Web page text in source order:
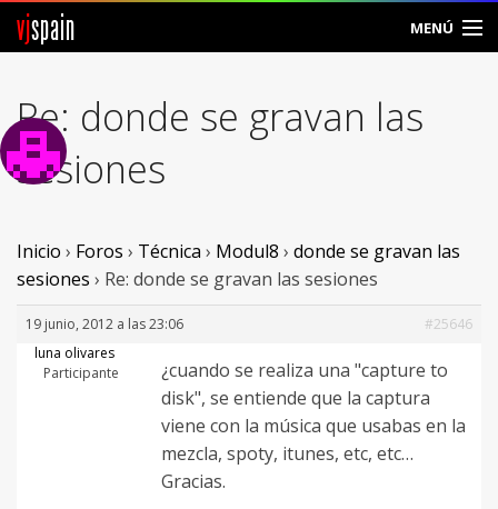
vjspain MENÚ
Foros
Noticias
Vjspain
Ayuda
Contacto
Re: donde se gravan las
sesiones
Inicio › Foros › Técnica › Modul8 › donde se gravan las
sesiones › Re: donde se gravan las sesiones
19 junio, 2012 a las 23:06
#25646
luna olivares
Participante
¿cuando se realiza una "capture to
disk", se entiende que la captura
viene con la música que usabas en la
mezcla, spoty, itunes, etc, etc…
Gracias.